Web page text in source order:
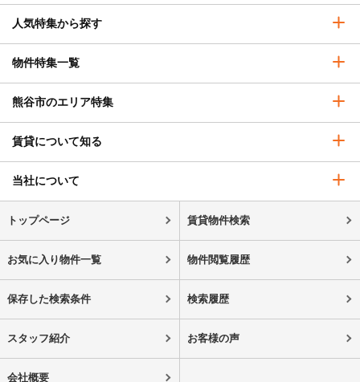
人気特集から探す
物件特集一覧
熊谷市のエリア特集
賃貸について知る
当社について
トップページ 賃貸物件検索
お気に入り物件一覧 物件閲覧履歴
保存した検索条件 検索履歴
スタッフ紹介 お客様の声
会社概要